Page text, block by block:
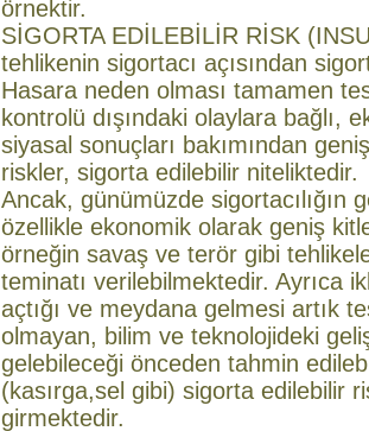
örnektir.
SİGORTA EDİLEBİLİR RİSK
tehlikenin sigortacı açısından
Hasara neden olması tamamen
kontrolü dışındaki olaylara bağlı,
siyasal sonuçları bakımından
riskler, sigorta edilebilir niteliktedir.
Ancak, günümüzde sigortacılığın
özellikle ekonomik olarak geniş
örneğin savaş ve terör gibi
teminatı verilebilmektedir. Ayrıca
açtığı ve meydana gelmesi artık
olmayan, bilim ve teknolojideki
gelebileceği önceden tahmin
(kasırga,sel gibi) sigorta edilebilir
girmektedir.